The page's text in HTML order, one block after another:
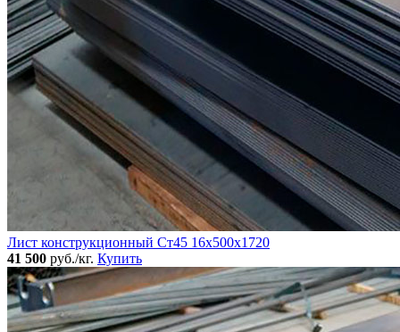
Лист конструкционный Ст45 16х500х1720
41 500 руб./кг. Купить